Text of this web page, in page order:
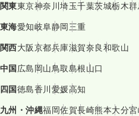
関東東京神奈川埼玉千葉茨城栃木
東海愛知岐阜静岡三重
関西大阪京都兵庫滋賀奈良和歌山
中国広島岡山鳥取島根山口
四国徳島香川愛媛高知
九州・沖縄福岡佐賀長崎熊本大分